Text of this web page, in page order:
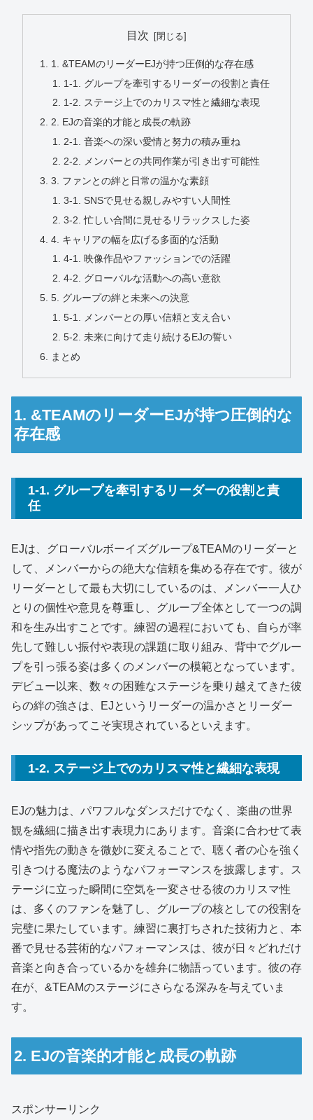
目次
1. &TEAMのリーダーEJが持つ圧倒的な存在感
1-1. グループを牽引するリーダーの役割と責任
1-2. ステージ上でのカリスマ性と繊細な表現
2. EJの音楽的才能と成長の軌跡
2-1. 音楽への深い愛情と努力の積み重ね
2-2. メンバーとの共同作業が引き出す可能性
3. ファンとの絆と日常の温かな素顔
3-1. SNSで見せる親しみやすい人間性
3-2. 忙しい合間に見せるリラックスした姿
4. キャリアの幅を広げる多面的な活動
4-1. 映像作品やファッションでの活躍
4-2. グローバルな活動への高い意欲
5. グループの絆と未来への決意
5-1. メンバーとの厚い信頼と支え合い
5-2. 未来に向けて走り続けるEJの誓い
まとめ
1. &TEAMのリーダーEJが持つ圧倒的な
存在感
1-1. グループを牽引するリーダーの役割と責
任
EJは、グローバルボーイズグループ&TEAMのリーダーと
して、メンバーからの絶大な信頼を集める存在です。彼が
リーダーとして最も大切にしているのは、メンバー一人ひ
とりの個性や意見を尊重し、グループ全体として一つの調
和を生み出すことです。練習の過程においても、自らが率
先して難しい振付や表現の課題に取り組み、背中でグルー
プを引っ張る姿は多くのメンバーの模範となっています。
デビュー以来、数々の困難なステージを乗り越えてきた彼
らの絆の強さは、EJというリーダーの温かさとリーダー
シップがあってこそ実現されているといえます。
1-2. ステージ上でのカリスマ性と繊細な表現
EJの魅力は、パワフルなダンスだけでなく、楽曲の世界
観を繊細に描き出す表現力にあります。音楽に合わせて表
情や指先の動きを微妙に変えることで、聴く者の心を強く
引きつける魔法のようなパフォーマンスを披露します。ス
テージに立った瞬間に空気を一変させる彼のカリスマ性
は、多くのファンを魅了し、グループの核としての役割を
完璧に果たしています。練習に裏打ちされた技術力と、本
番で見せる芸術的なパフォーマンスは、彼が日々どれだけ
音楽と向き合っているかを雄弁に物語っています。彼の存
在が、&TEAMのステージにさらなる深みを与えていま
す。
2. EJの音楽的才能と成長の軌跡
スポンサーリンク